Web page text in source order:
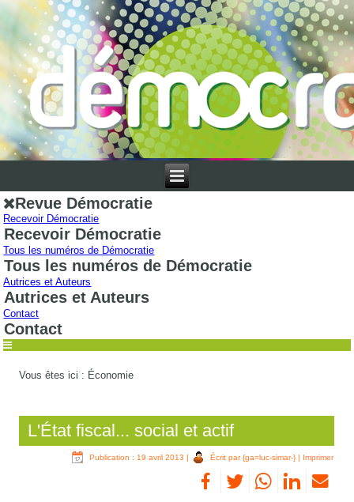
Revue Démocratie
Recevoir Démocratie
Recevoir Démocratie
Tous les numéros de Démocratie
Tous les numéros de Démocratie
Autrices et Auteurs
Autrices et Auteurs
Contact
Contact
Vous êtes ici : Économie
L'État fiscal... social et actif
Publication : 19 avril 2013 | Écrit par {ga=luc-simar-} | Imprimer